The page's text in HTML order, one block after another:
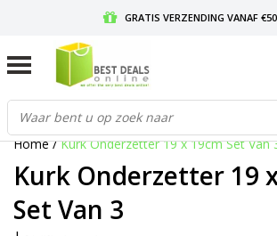
GRATIS VERZENDING VANAF
GRATIS RETOURNEREN EN 30 DAGEN
Home/Kurk Onderzetter 19 x 19cm Set Van
Kurk Onderzetter 19
Set Van 3